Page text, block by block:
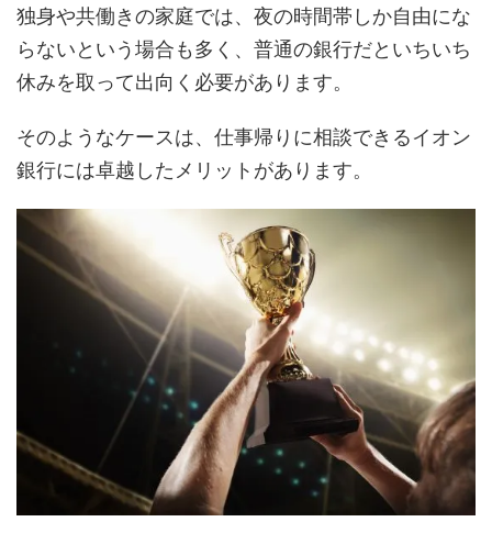
独身や共働きの家庭では、夜の時間帯しか自由にな
らないという場合も多く、普通の銀行だといちいち
休みを取って出向く必要があります。
そのようなケースは、仕事帰りに相談できるイオン
銀行には卓越したメリットがあります。